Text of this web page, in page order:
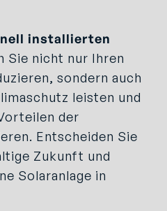
installierten
Sie nicht nur Ihren
sondern auch
leisten und
der
Entscheiden Sie
Zukunft und
Solaranlage in